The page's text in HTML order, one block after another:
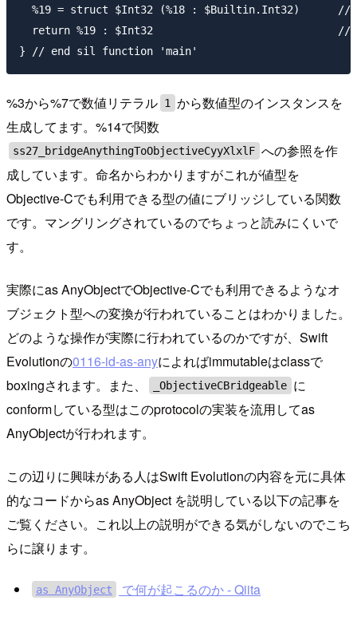
%19 = struct $Int32 (%18 : $Builtin.Int32)      //
return %19 : $Int32                             //
%3から%7で数値リテラル 1
から数値型のインスタンスを
生成してます。%14で関数
ss27_bridgeAnythingToObjectiveCyyXlxlF への参照を作
成しています。命名からわかりますがこれが値型を
Objective-Cでも利用できる型の値にブリッジしている関数
です。マングリングされているのでちょっと読みにくいで
す。
実際にas AnyObjectでObjective-Cでも利用できるようなオ
ブジェクト型への変換が行われていることはわかりました。
どのような操作が実際に行われているのかですが、Swift
Evolutionの0116-id-as-anyによればimmutableはclassで
boxingされます。また、
_ObjectiveCBridgeable に
conformしている型はこのprotocolの実装を流用してas
AnyObjectが行われます。
この辺りに興味がある人はSwift Evolutionの内容を元に具体
的なコードからas AnyObject を説明している以下の記事を
ご覧ください。これ以上の説明ができる気がしないのでこち
らに譲ります。
as AnyObject で何が起こるのか - Qiita